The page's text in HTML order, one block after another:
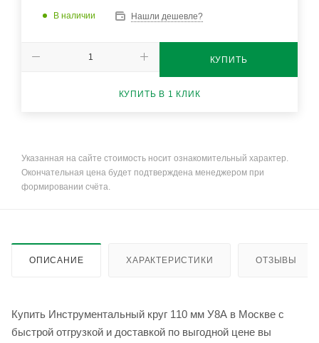
В наличии Нашли дешевле?
КУПИТЬ
КУПИТЬ В 1 КЛИК
Указанная на сайте стоимость носит ознакомительный характер.
Окончательная цена будет подтверждена менеджером при
формировании счёта.
ОПИСАНИЕ ХАРАКТЕРИСТИКИ ОТЗЫВЫ
Купить Инструментальный круг 110 мм У8А в Москве с
быстрой отгрузкой и доставкой по выгодной цене вы